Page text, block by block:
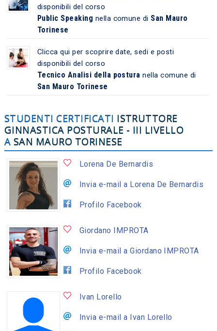
disponibili del corso
Public Speaking nella comune di San Mauro
Torinese
Clicca qui per scoprire date, sedi e posti
disponibili del corso
Tecnico Analisi della postura nella comune di
San Mauro Torinese
STUDENTI CERTIFICATI ISTRUTTORE
GINNASTICA POSTURALE - III LIVELLO
A SAN MAURO TORINESE
Lorena De Bernardis
Invia e-mail a Lorena De Bernardis
Profilo Facebook
Giordano IMPROTA
Invia e-mail a Giordano IMPROTA
Profilo Facebook
Ivan Lorello
Invia e-mail a Ivan Lorello